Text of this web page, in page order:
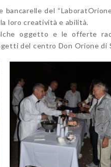
del
loro creatività e abilità.
oggetto e le offerte
del centro Don Orione di